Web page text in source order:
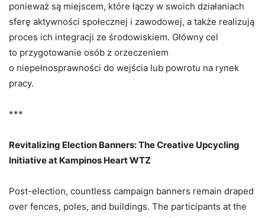
ponieważ są miejscem, które łączy w swoich działaniach
sferę aktywności społecznej i zawodowej, a także realizują
proces ich integracji ze środowiskiem. Główny cel
to przygotowanie osób z orzeczeniem
o niepełnosprawności do wejścia lub powrotu na rynek
pracy.
***
Revitalizing Election Banners: The Creative Upcycling
Initiative at Kampinos Heart WTZ
Post-election, countless campaign banners remain draped
over fences, poles, and buildings. The participants at the